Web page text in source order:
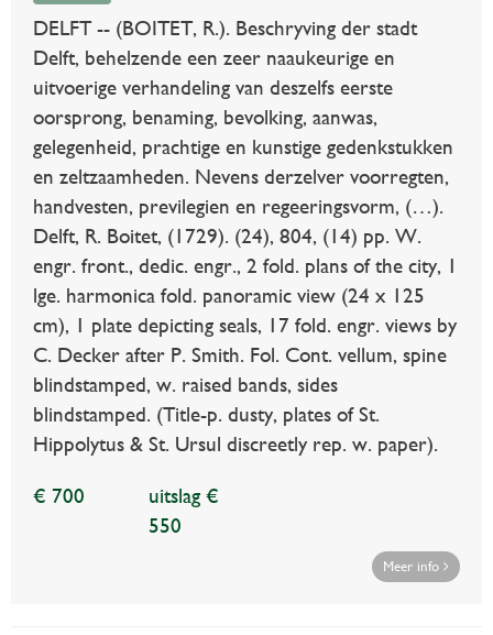
DELFT -- (BOITET, R.). Beschryving der stadt
Delft, behelzende een zeer naaukeurige en
uitvoerige verhandeling van deszelfs eerste
oorsprong, benaming, bevolking, aanwas,
gelegenheid, prachtige en kunstige gedenkstukken
en zeltzaamheden. Nevens derzelver voorregten,
handvesten, previlegien en regeeringsvorm, (…).
Delft, R. Boitet, (1729). (24), 804, (14) pp. W.
engr. front., dedic. engr., 2 fold. plans of the city, 1
lge. harmonica fold. panoramic view (24 x 125
cm), 1 plate depicting seals, 17 fold. engr. views by
C. Decker after P. Smith. Fol. Cont. vellum, spine
blindstamped, w. raised bands, sides
blindstamped. (Title-p. dusty, plates of St.
Hippolytus & St. Ursul discreetly rep. w. paper).
€ 700
uitslag €
550
Meer info